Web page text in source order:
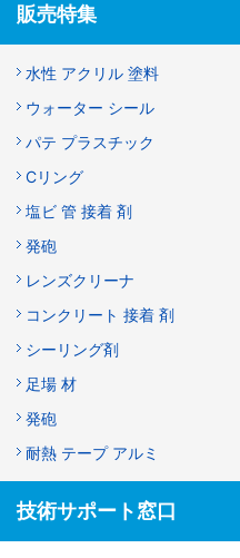
販売特集
水性 アクリル 塗料
ウォーター シール
パテ プラスチック
Cリング
塩ビ 管 接着 剤
発砲
レンズクリーナ
コンクリート 接着 剤
シーリング剤
足場 材
発砲
耐熱 テープ アルミ
技術サポート窓口